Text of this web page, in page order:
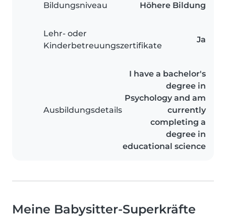
Bildungsniveau Höhere Bildung
Lehr- oder
Kinderbetreuungszertifikate
Ja
Ausbildungsdetails
I have a bachelor's
degree in
Psychology and am
currently
completing a
degree in
educational science
Meine Babysitter-Superkräfte